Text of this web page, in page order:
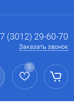
(3012) 29-60-70
Заказать звонок
0